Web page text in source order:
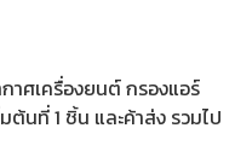
าศเครื่องยนต์ กรองแอร์
นที่ 1 ชิ้น และค้าส่ง รวมไป